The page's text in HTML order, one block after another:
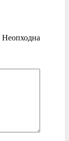
Неопходна